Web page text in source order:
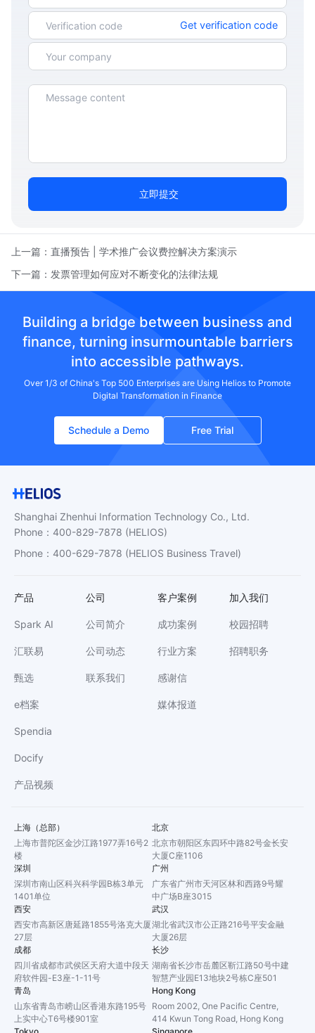
Get verification code
立即提交
上一篇： 直播预告 | 学术推广会议费控解决方案演示
下一篇： 发票管理如何应对不断变化的法律法规
Building a bridge between business and
finance, turning insurmountable barriers
into accessible pathways.
Over 1/3 of China's Top 500 Enterprises are Using Helios to Promote
Digital Transformation in Finance
Schedule a Demo Free Trial
Shanghai Zhenhui Information Technology Co., Ltd.
Phone ： 400-829-7878 (HELIOS)
Phone ： 400-629-7878 (HELIOS Business Travel)
产品
Spark AI
汇联易
甄选
e档案
Spendia
Docify
产品视频
公司
公司简介
公司动态
联系我们
客户案例
成功案例
行业方案
感谢信
媒体报道
加入我们
校园招聘
招聘职务
上海（总部）
上海市普陀区金沙江路1977弄16号2
楼
北京
北京市朝阳区东四环中路82号金长安
大厦C座1106
深圳
深圳市南山区科兴科学园B栋3单元
1401单位
广州
广东省广州市天河区林和西路9号耀
中广场B座3015
西安
西安市高新区唐延路1855号洛克大厦
27层
武汉
湖北省武汉市公正路216号平安金融
大厦26层
成都
四川省成都市武侯区天府大道中段天
府软件园-E3座-1-11号
长沙
湖南省长沙市岳麓区靳江路50号中建
智慧产业园E13地块2号栋C座501
青岛
山东省青岛市崂山区香港东路195号
上实中心T6号楼901室
Hong Kong
Room 2002, One Pacific Centre,
414 Kwun Tong Road, Hong Kong